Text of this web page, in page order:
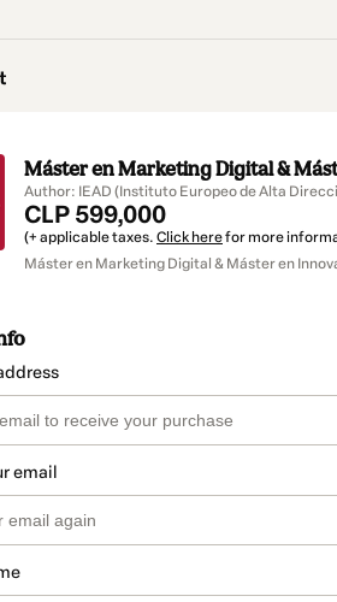
Máster en Marketing Digital &
Author: IEAD (Instituto Europeo de Alta
CLP 599,000
(+ applicable taxes. Click herefor more
Máster en Marketing Digital & Máster en
email